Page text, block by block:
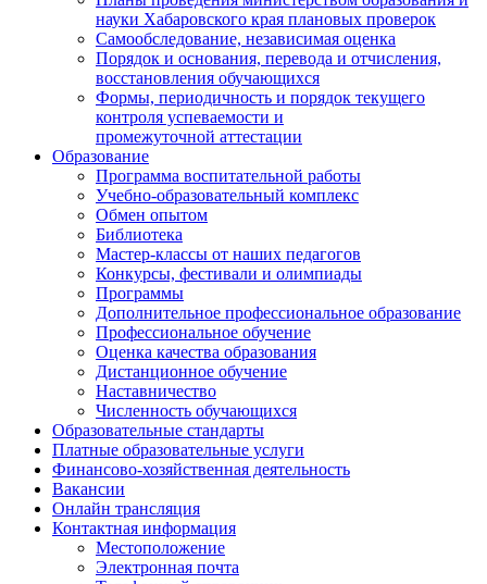
науки Хабаровского края плановых проверок
Самообследование, независимая оценка
Порядок и основания, перевода и отчисления,
восстановления обучающихся
Формы, периодичность и порядок текущего
контроля успеваемости и
промежуточной аттестации
Образование
Программа воспитательной работы
Учебно-образовательный комплекс
Обмен опытом
Библиотека
Мастер-классы от наших педагогов
Конкурсы, фестивали и олимпиады
Программы
Дополнительное профессиональное образование
Профессиональное обучение
Оценка качества образования
Дистанционное обучение
Наставничество
Численность обучающихся
Образовательные стандарты
Платные образовательные услуги
Финансово-хозяйственная деятельность
Вакансии
Онлайн трансляция
Контактная информация
Местоположение
Электронная почта